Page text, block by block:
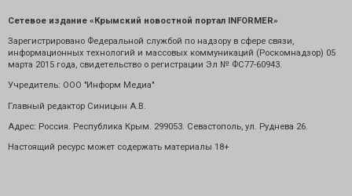
Сетевое издание «Крымский новостной портал INFORMER»
Зарегистрировано Федеральной службой по надзору в сфере связи,
информационных технологий и массовых коммуникаций (Роскомнадзор) 05
марта 2015 года, свидетельство о регистрации Эл № ФС77-60943.
Учредитель: ООО "Информ Медиа"
Главный редактор Синицын А.В.
Адрес: Россия. Республика Крым. 299053. Севастополь, ул. Руднева 26.
Настоящий ресурс может содержать материалы 18+